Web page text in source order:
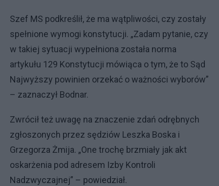
Szef MS podkreślił, że ma wątpliwości, czy zostały
spełnione wymogi konstytucji. „Zadam pytanie, czy
w takiej sytuacji wypełniona została norma
artykułu 129 Konstytucji mówiąca o tym, że to Sąd
Najwyższy powinien orzekać o ważności wyborów”
– zaznaczył Bodnar.
Zwrócił też uwagę na znaczenie zdań odrębnych
zgłoszonych przez sędziów Leszka Boska i
Grzegorza Żmija. „One trochę brzmiały jak akt
oskarżenia pod adresem Izby Kontroli
Nadzwyczajnej” – powiedział.